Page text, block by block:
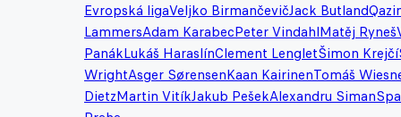
Evropská ligaVeljko BirmančevičJack Butland
LammersAdam KarabecPeter VindahlMatěj Ryneš
PanákLukáš HaraslínClement LengletŠimon Krejčí
WrightAsger SørensenKaan KairinenTomáš
DietzMartin VitíkJakub PešekAlexandru Siman